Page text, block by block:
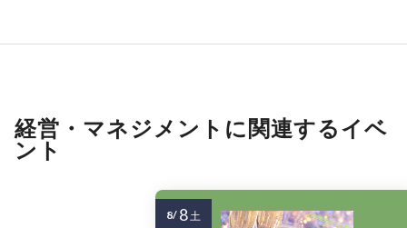
経営・マネジメントに関連するイベ
ント
8/ 8土